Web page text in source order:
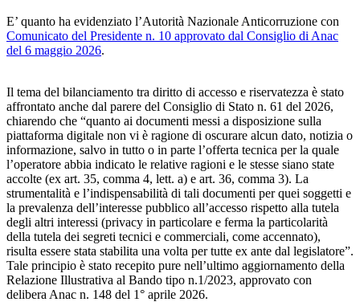
E’ quanto ha evidenziato l’Autorità Nazionale Anticorruzione con
Comunicato del Presidente n. 10 approvato dal Consiglio di Anac
del 6 maggio 2026.
Il tema del bilanciamento tra diritto di accesso e riservatezza è stato
affrontato anche dal parere del Consiglio di Stato n. 61 del 2026,
chiarendo che “quanto ai documenti messi a disposizione sulla
piattaforma digitale non vi è ragione di oscurare alcun dato, notizia o
informazione, salvo in tutto o in parte l’offerta tecnica per la quale
l’operatore abbia indicato le relative ragioni e le stesse siano state
accolte (ex art. 35, comma 4, lett. a) e art. 36, comma 3). La
strumentalità e l’indispensabilità di tali documenti per quei soggetti e
la prevalenza dell’interesse pubblico all’accesso rispetto alla tutela
degli altri interessi (privacy in particolare e ferma la particolarità
della tutela dei segreti tecnici e commerciali, come accennato),
risulta essere stata stabilita una volta per tutte ex ante dal legislatore”.
Tale principio è stato recepito pure nell’ultimo aggiornamento della
Relazione Illustrativa al Bando tipo n.1/2023, approvato con
delibera Anac n. 148 del 1° aprile 2026.